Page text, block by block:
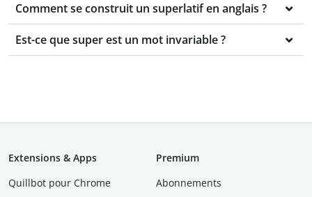
Comment se construit un superlatif en anglais ?
Est-ce que super est un mot invariable ?
Extensions & Apps
Quillbot pour Chrome
Premium
Abonnements